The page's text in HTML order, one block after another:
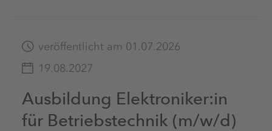
veröffentlicht am 01.07.2026
19.08.2027
Ausbildung Elektroniker:in
für Betriebstechnik (m/w/d)